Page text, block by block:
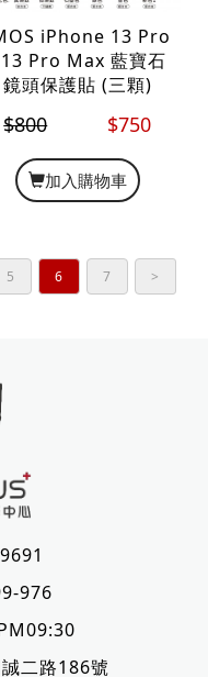
iPhone 13 Pro
Pro Max 藍寶石
鏡頭保護貼 (三顆)
$800 $750
加入購物車
5 6 7 >
976
二路186號